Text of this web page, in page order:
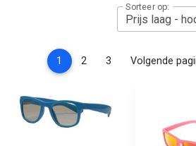
Sorteer op:
1 (current)
2 3 Volgende